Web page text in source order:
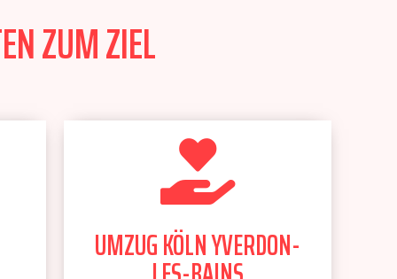
ZUM ZIEL
UMZUG KÖLN YVERDON-